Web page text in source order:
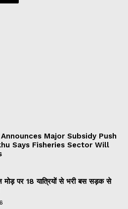
Major Subsidy Push
Says Fisheries Sector Will
मोड़ पर 18 यात्रियों से भरी बस सड़क से